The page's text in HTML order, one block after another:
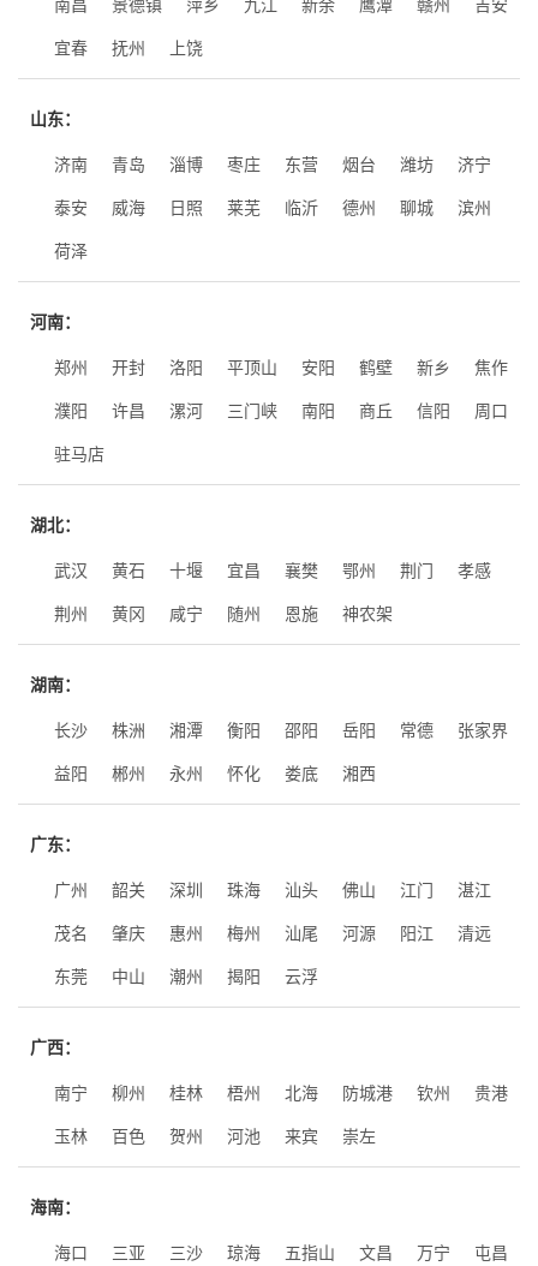
宜春
抚州 上饶
山东：
济南
青岛 淄博 枣庄 东营 烟台 潍坊
济宁
泰安
威海 日照 莱芜 临沂 德州 聊城
滨州
荷泽
河南：
郑州
开封 洛阳 平顶山 安阳 鹤壁 新乡
焦作
濮阳
许昌 漯河 三门峡 南阳 商丘 信阳
周口
驻马店
湖北：
武汉
黄石 十堰 宜昌 襄樊 鄂州 荆门
孝感
荆州
黄冈 咸宁 随州 恩施 神农架
湖南：
长沙
株洲 湘潭 衡阳 邵阳 岳阳 常德
张家界
益阳
郴州 永州 怀化 娄底 湘西
广东：
广州
韶关 深圳 珠海 汕头 佛山 江门
湛江
茂名
肇庆 惠州 梅州 汕尾 河源 阳江
清远
东莞
中山 潮州 揭阳 云浮
广西：
南宁
柳州 桂林 梧州 北海 防城港 钦州
贵港
玉林
百色 贺州 河池 来宾 崇左
海南：
海口
三亚 三沙 琼海 五指山 文昌 万宁
屯昌